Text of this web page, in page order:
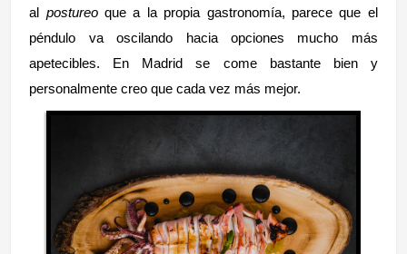
al postureoque a la propia gastronomía, parece que el
péndulo va oscilando hacia opciones mucho más
apetecibles. En Madrid se come bastante bien y
personalmente creo que cada vez más mejor.